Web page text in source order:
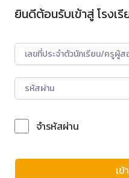
ยินดีต้อนรับเข้าสู่ โรงเ
จำรหัสผ่าน
เข้